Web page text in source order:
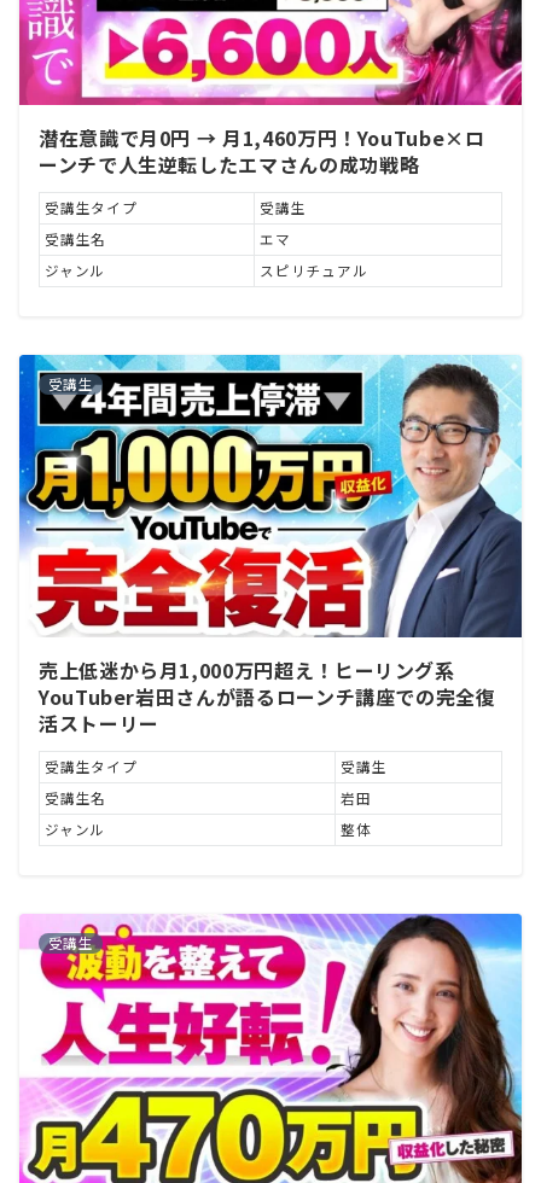
潜在意識で月0円 → 月1,460万円！YouTube×ロ
ーンチで人生逆転したエマさんの成功戦略
受講生タイプ
受講生
受講生名
エマ
ジャンル
スピリチュアル
受講生
売上低迷から月1,000万円超え！ヒーリング系
YouTuber岩田さんが語るローンチ講座での完全復
活ストーリー
受講生タイプ
受講生
受講生名
岩田
ジャンル
整体
受講生